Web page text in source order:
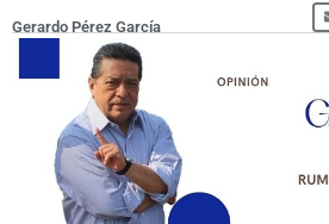
Gerardo Pérez García